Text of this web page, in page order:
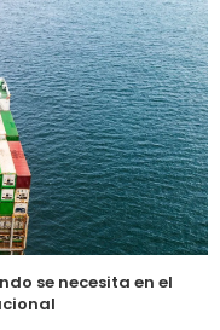
se necesita en el